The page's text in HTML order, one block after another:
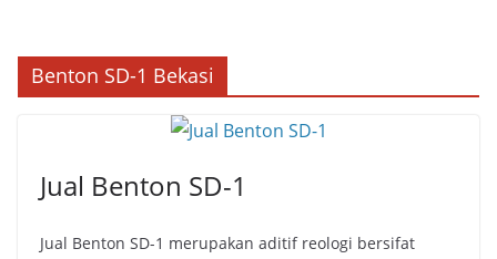
Benton SD-1 Bekasi
Jual Benton SD-1
Jual Benton SD-1 merupakan aditif reologi bersifat